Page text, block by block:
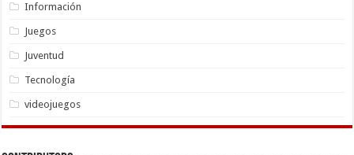
Información
Juegos
Juventud
Tecnología
videojuegos